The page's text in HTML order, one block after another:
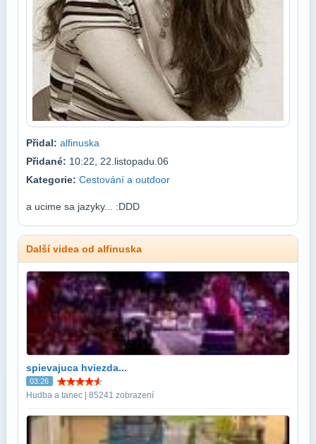
Přidal: alfinuska
Přidané: 10:22, 22.listopadu.06
Kategorie: Cestování a outdoor
a ucime sa jazyky... :DDD
Další videa od alfinuska
spievajuca hviezda...
03:26
Hudba a tanec | 85241 zobrazení